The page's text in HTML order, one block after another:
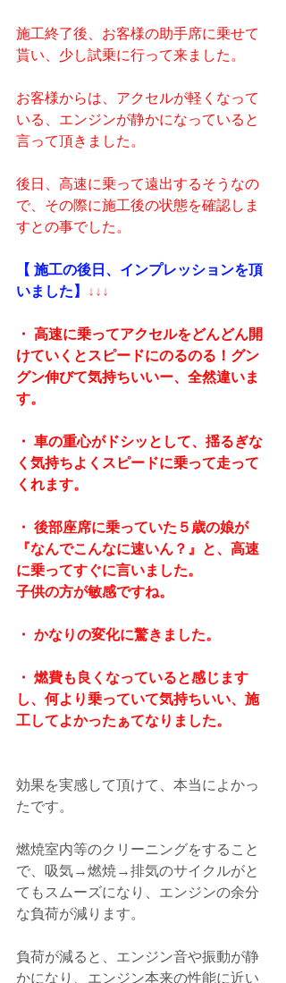
施工終了後、お客様の助手席に乗せて
貰い、少し試乗に行って来ました。
お客様からは、アクセルが軽くなって
いる、エンジンが静かになっていると
言って頂きました。
後日、高速に乗って遠出するそうなの
で、その際に施工後の状態を確認しま
すとの事でした。
【 施工の後日、インプレッションを頂
いました】
↓↓↓
・ 高速に乗ってアクセルをどんどん開
けていくとスピードにのるのる！グン
グン伸びて気持ちいいー、全然違いま
す。
・ 車の重心がドシッとして、揺るぎな
く気持ちよくスピードに乗って走って
くれます。
・ 後部座席に乗っていた５歳の娘が
『なんでこんなに速いん？』と、高速
に乗ってすぐに言いました。
子供の方が敏感ですね。
・ かなりの変化に驚きました。
・ 燃費も良くなっていると感じます
し、何より乗っていて気持ちいい、施
工してよかったぁてなりました。
効果を実感して頂けて、本当によかっ
たです。
燃焼室内等のクリーニングをすること
で、吸気→燃焼→排気のサイクルがと
てもスムーズになり、エンジンの余分
な負荷が減ります。
負荷が減ると、エンジン音や振動が静
かになり、エンジン本来の性能に近い